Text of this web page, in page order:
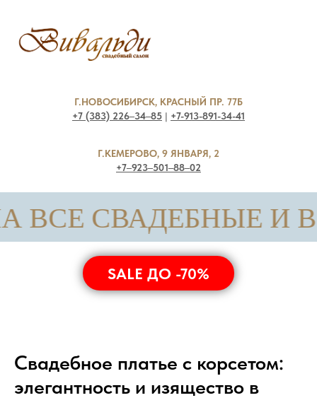
Г.НОВОСИБИРСК, КРАСНЫЙ ПР. 77Б
+7 (383) 226‒34‒85 | +7-913-891-34-41
Г.КЕМЕРОВО, 9 ЯНВАРЯ, 2
+7‒923‒501‒88‒02
СВАДЕБНЫЕ И
SALE ДО -70%
Свадебное платье с корсетом:
элегантность и изящество в